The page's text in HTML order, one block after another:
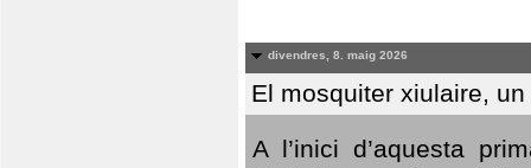
divendres, 8. maig 2026
El mosquiter xiulaire,
A l’inici d’aquesta